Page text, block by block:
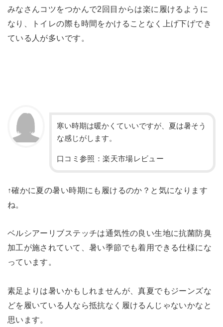
みなさんコツをつかんで2回目からは楽に履けるように
なり、トイレの際も時間をかけることなく上げ下げでき
ている人が多いです。
寒い時期は暖かくていいですが、夏は暑そう
な感じがします。
口コミ参照：楽天市場レビュー
↑確かに夏の暑い時期にも履けるのか？と気になります
ね。
ベルシアーリブステッチは通気性の良い生地に抗菌防臭
加工が施されていて、暑い季節でも着用できる仕様にな
っています。
素足よりは暑いかもしれませんが、真夏でもジーンズな
どを履いている人なら抵抗なく履けるんじゃないかなと
思います。